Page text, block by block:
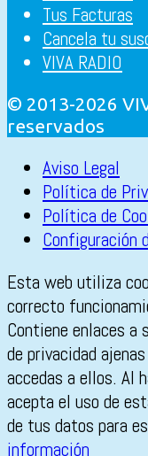
Tus Facturas
Cancela tu
VIVA RADIO
© 2013-2026
reservados
Aviso Legal
Política de
Política de
Configuración
Esta web utiliza
correcto
Contiene enlaces
de privacidad
accedas a ellos. Al
acepta el uso de
de tus datos para
información